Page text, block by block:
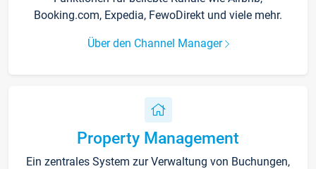
Booking.com, Expedia, FewoDirekt und viele mehr.
Über den Channel Manager
Property Management
Ein zentrales System zur Verwaltung von Buchungen,